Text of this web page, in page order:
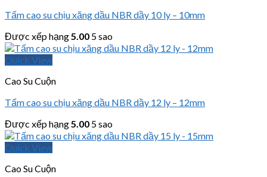
Tấm cao su chịu xăng dầu NBR dầy 10 ly – 10mm
Được xếp hạng5.00 5 sao
Quick View
Cao Su Cuộn
Tấm cao su chịu xăng dầu NBR dầy 12 ly – 12mm
Được xếp hạng5.00 5 sao
Quick View
Cao Su Cuộn